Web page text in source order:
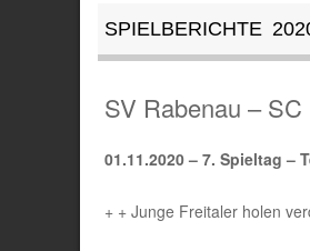
SPIELBERICHTE
SV Rabenau –
01.11.2020 – 7. Spieltag –
+ + Junge Freitaler holen